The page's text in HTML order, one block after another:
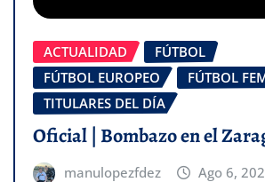
ACTUALIDAD
FÚTBOL
FÚTBOL EUROPEO
FÚTBOL
TITULARES DEL DÍA
Oficial | Bombazo en el
manulopezfdez Ago 6,